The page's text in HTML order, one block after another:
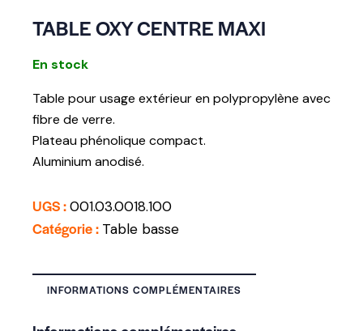
TABLE OXY CENTRE MAXI
En stock
Table pour usage extérieur en polypropylène avec
fibre de verre.
Plateau phénolique compact.
Aluminium anodisé.
UGS :001.03.0018.100
Catégorie : Table basse
INFORMATIONS COMPLÉMENTAIRES